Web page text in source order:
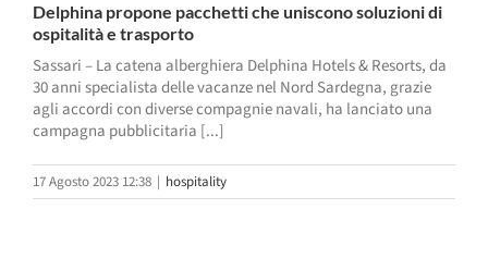
Delphina propone pacchetti che uniscono soluzioni di
ospitalità e trasporto
Sassari – La catena alberghiera Delphina Hotels & Resorts, da
30 anni specialista delle vacanze nel Nord Sardegna, grazie
agli accordi con diverse compagnie navali, ha lanciato una
campagna pubblicitaria [...]
17 Agosto 2023 12:38 | hospitality